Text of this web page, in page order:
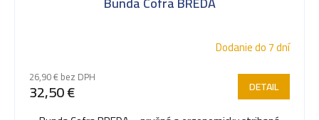
Dodanie do 7 dní
26,90 € bez DPH
32,50 € DETAIL